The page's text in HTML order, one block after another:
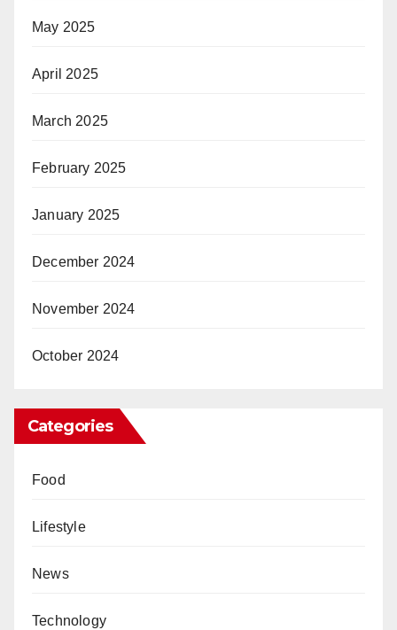
May 2025
April 2025
March 2025
February 2025
January 2025
December 2024
November 2024
October 2024
Categories
Food
Lifestyle
News
Technology